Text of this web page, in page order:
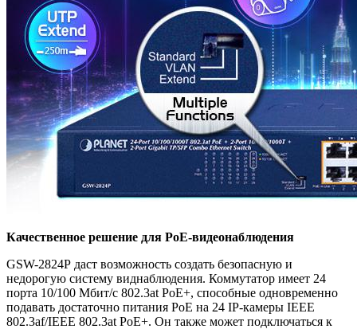
Качественное решение для PoE-видеонаблюдения
GSW-2824P даст возможность создать безопасную и
недорогую систему виднаблюдения. Коммутатор имеет 24
порта 10/100 Мбит/с 802.3at PoE+, способные одновременно
подавать достаточно питания PoE на 24 IP-камеры IEEE
802.3af/IEEE 802.3at PoE+. Он также может подключаться к